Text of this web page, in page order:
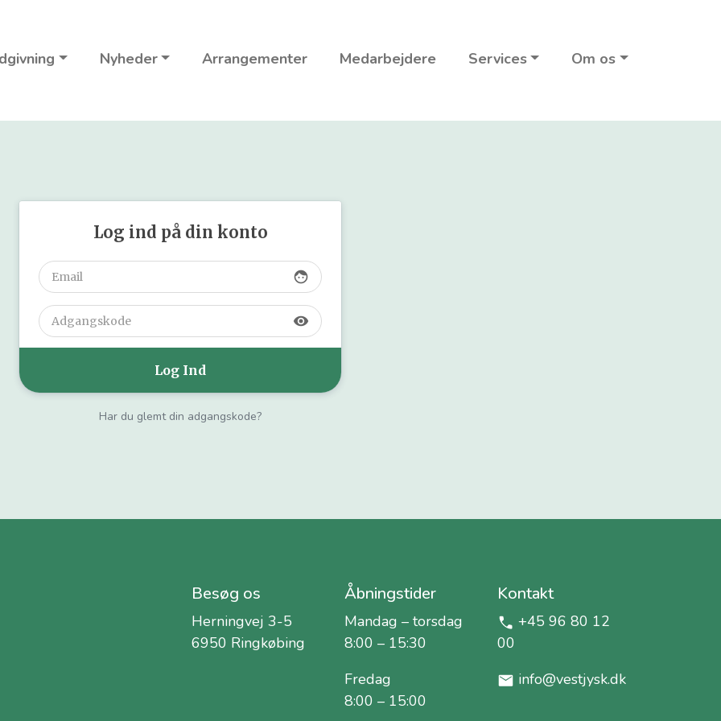
Nyheder Arrangementer Medarbejdere Services Om os
Log ind på din konto
face
visibility
Har du glemt din adgangskode?
Besøg os
Herningvej 3-5
6950 Ringkøbing
Åbningstider
Mandag – torsdag
8:00 – 15:30
Fredag
8:00 – 15:00
Kontakt
+45 96 80 12
00
info@vestjysk.dk